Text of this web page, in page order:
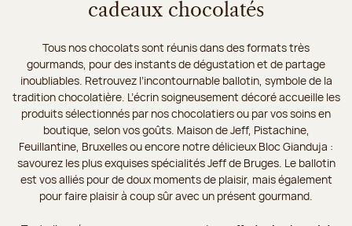
cadeaux chocolatés
Tous nos chocolats sont réunis dans des formats très
gourmands, pour des instants de dégustation et de partage
inoubliables. Retrouvez l’incontournable ballotin, symbole de la
tradition chocolatière. L’écrin soigneusement décoré accueille les
produits sélectionnés par nos chocolatiers ou par vos soins en
boutique, selon vos goûts. Maison de Jeff, Pistachine,
Feuillantine, Bruxelles ou encore notre délicieux Bloc Gianduja :
savourez les plus exquises spécialités Jeff de Bruges. Le ballotin
est vos alliés pour de doux moments de plaisir, mais également
pour faire plaisir à coup sûr avec un présent gourmand.